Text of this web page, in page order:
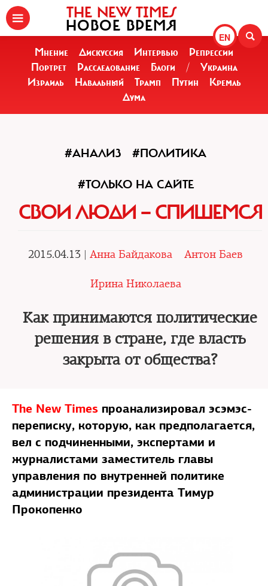
EN
THE NEW TIMES
НОВОЕ ВРЕМЯ
Мнение Дискуссия Интервью
Репрессии
Портрет
Расследование Блоги /
Украина
Израиль
Навальный Трамп Путин
Кремль
Дума
#АНАЛИЗ #ПОЛИТИКА
#ТОЛЬКО НА САЙТЕ
СВОИ ЛЮДИ — СПИШЕМСЯ
2015.04.13 | Анна Байдакова Антон Баев
Ирина Николаева
Как принимаются политические
решения в стране, где власть
закрыта от общества?
The New Times проанализировал эсэмэс-
переписку, которую, как предполагается,
вел с подчиненными, экспертами и
журналистами заместитель главы
управления по внутренней политике
администрации президента Тимур
Прокопенко